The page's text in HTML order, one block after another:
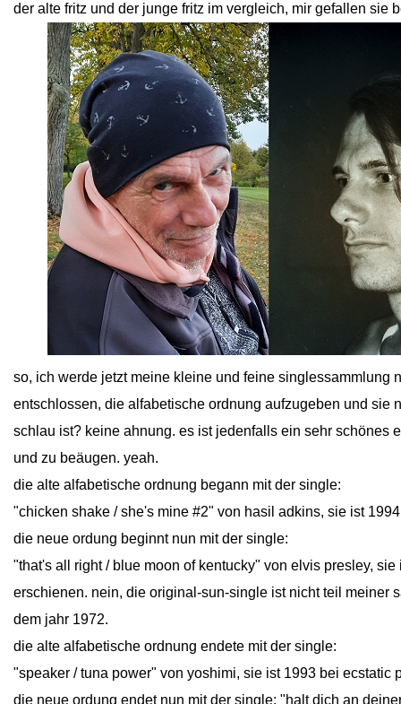
der alte fritz und der junge fritz im vergleich, mir gefallen sie
so, ich werde jetzt meine kleine und feine singlessammlung
entschlossen, die alfabetische ordnung aufzugeben und sie
schlau ist? keine ahnung. es ist jedenfalls ein sehr schönes
und zu beäugen. yeah.
die alte alfabetische ordnung begann mit der single:
"chicken shake / she's mine #2" von hasil adkins, sie ist
die neue ordung beginnt nun mit der single:
"that's all right / blue moon of kentucky" von elvis presley,
erschienen. nein, die original-sun-single ist nicht teil meiner
dem jahr 1972.
die alte alfabetische ordnung endete mit der single:
"speaker / tuna power" von yoshimi, sie ist 1993 bei ecstatic
die neue ordung endet nun mit der single: "halt dich an